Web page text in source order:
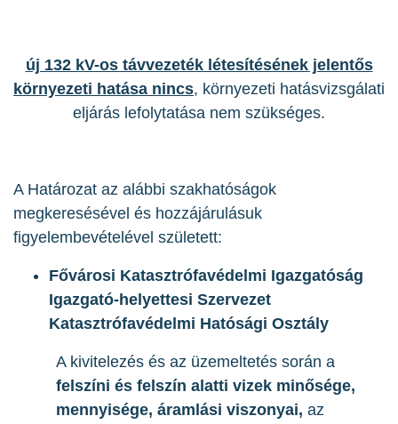
új 132 kV-os távvezeték létesítésének jelentős
környezeti hatása nincs, környezeti hatásvizsgálati
eljárás lefolytatása nem szükséges.
A Határozat az alábbi szakhatóságok
megkeresésével és hozzájárulásuk
figyelembevételével született:
Fővárosi Katasztrófavédelmi Igazgatóság
Igazgató-helyettesi Szervezet
Katasztrófavédelmi Hatósági Osztály
A kivitelezés és az üzemeltetés során a
felszíni­ és felszín alatti vizek minősége,
mennyisége, áramlási viszonyai, az